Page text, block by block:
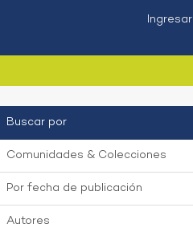
Ingresar
Buscar por
Comunidades & Colecciones
Por fecha de publicación
Autores